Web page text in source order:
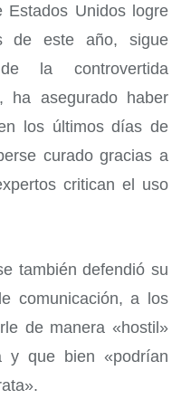
Unidos logre
de este año, sigue
la controvertida
ha asegurado haber
los últimos días de
curado gracias a
critican el uso
también defendió su
comunicación, a los
de manera «hostil»
y que bien «podrían